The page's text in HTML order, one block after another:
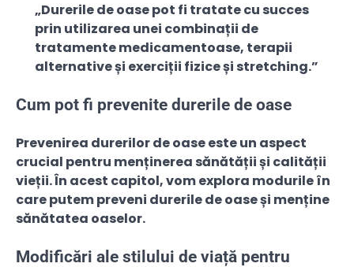
„Durerile de oase pot fi tratate cu succes
prin utilizarea unei combinații de
tratamente medicamentoase, terapii
alternative și exerciții fizice și stretching.”
Cum pot fi prevenite durerile de oase
Prevenirea durerilor de oase este un aspect
crucial pentru menținerea sănătății și calității
vieții. În acest capitol, vom explora modurile în
care putem preveni durerile de oase și menține
sănătatea oaselor.
Modificări ale stilului de viață pentru